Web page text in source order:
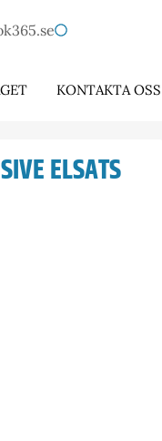
KONTAKTA OSS
ELSATS